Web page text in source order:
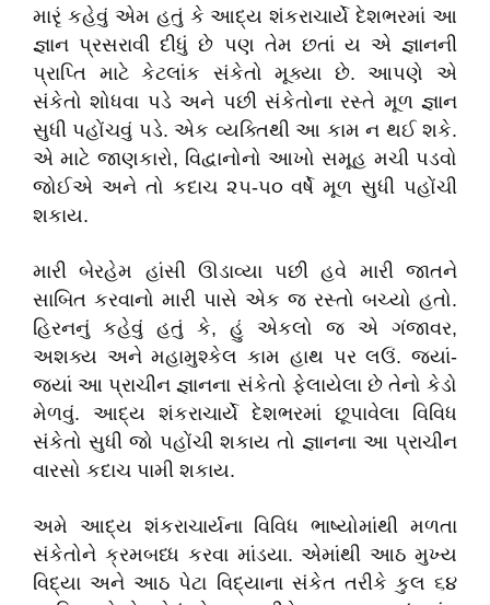
મારૃં કહેવું એમ હતું કે આદ્ય શંકરાચાર્યે દેશભરમાં આ
જ્ઞાન પ્રસરાવી દીધું છે પણ તેમ છતાં ય એ જ્ઞાનની
પ્રાપ્તિ માટે કેટલાંક સંકેતો મૂક્યા છે.આપણે
એ
સંકેતો શોધવા પડે અને પછી સંકેતોના રસ્તે મૂળ જ્ઞાન
સુધી પહોંચવું પડે.એક વ્યક્તિથી આ કામ ન થઈ શકે.
એ માટે જાણકારો, વિદ્વાનોનો આખો સમૂહ મચી પડવો
જોઈએ અને તો કદાચ ૨૫-૫૦ વર્ષે મૂળ સુધી પહોંચી
શકાય.
મારી બેરહેમ હાંસી ઊડાવ્યા પછી હવે મારી જાતને
સાબિત કરવાનો મારી પાસે એક જ રસ્તો બચ્યો હતો.
હિરનનું કહેવું હતું કે, હું એકલો જ એ ગંજાવર,
અશક્ય અને મહામુશ્કેલ કામ હાથ પર લઉં.જ્યાં-
જ્યાં આ પ્રાચીન જ્ઞાનના સંકેતો ફેલાયેલા છે તેનો કેડો
મેળવું. આદ્ય શંકરાચાર્યે દેશભરમાં છૂપાવેલા
વિવિધ
સંકેતો સુધી જો પહોંચી શકાય તો જ્ઞાનના આ પ્રાચીન
વારસો કદાચ પામી શકાય.
અમે આદ્ય શંકરાચાર્યના વિવિધ ભાષ્યોમાંથી મળતા
સંકેતોને ક્રમબધ્ધ કરવા માંડયા.એમાંથી આઠ મુખ્ય
વિદ્યા અને આઠ પેટા વિદ્યાના સંકેત તરીકે કુલ ૬૪